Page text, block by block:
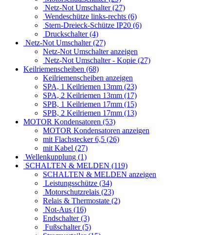
Stern-Dreieck-Schalter (24)
Motorschutzschalter (29)
Netz-Not Umschalter (27)
Wendeschütze links-rechts (6)
Stern-Dreieck-Schütze IP20 (6)
Druckschalter (4)
Netz-Not Umschalter (27)
Netz-Not Umschalter anzeigen
Netz-Not Umschalter - Kopie (27)
Keilriemenscheiben (68)
Keilriemenscheiben anzeigen
SPA, 1 Keilriemen 13mm (23)
SPA, 2 Keilriemen 13mm (17)
SPB, 1 Keilriemen 17mm (15)
SPB, 2 Keilriemen 17mm (13)
MOTOR Kondensatoren (53)
MOTOR Kondensatoren anzeigen
mit Flachstecker 6,5 (26)
mit Kabel (27)
Wellenkupplung (1)
SCHALTEN & MELDEN (119)
SCHALTEN & MELDEN anzeigen
Leistungsschütze (34)
Motorschutzrelais (23)
Relais & Thermostate (2)
Not-Aus (16)